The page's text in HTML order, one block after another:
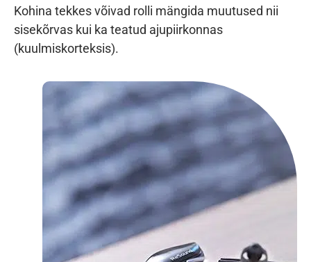
Kohina tekkes võivad rolli mängida muutused nii
sisekõrvas kui ka teatud ajupiirkonnas
(kuulmiskorteksis).